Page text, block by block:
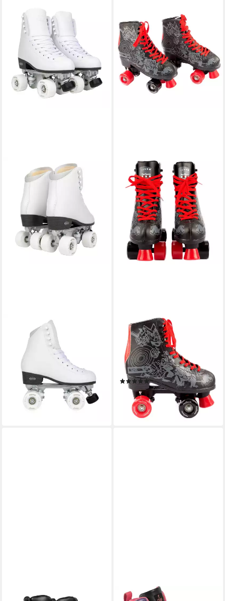
ROOKIE ROLLER SKATES
Rollschuhe Artistic, für
Einsteiger und
Fortgeschrittene
149,00 €
lieferbar - in 3-4 Werktagen bei dir
FUNTOMIA
Rollschuhe
Rollschuhe/Discoroller
Größen 30-42 Rollerskates
Retro Disco
(2)
24,95 € UVP79,95 €
-69%
lieferbar - in 2-3 Werktagen bei dir